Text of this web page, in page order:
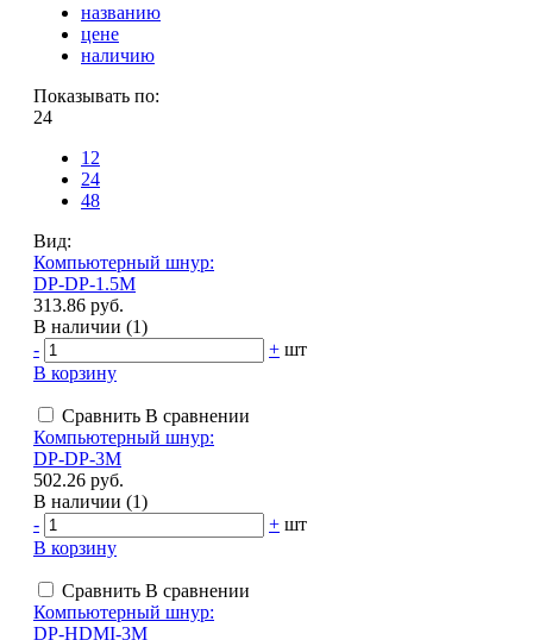
названию
цене
наличию
Показывать по:
24
12
24
48
Вид:
Компьютерный шнур:
DP-DP-1.5M
313.86 руб.
В наличии (1)
-
+ шт
В корзину
Сравнить В сравнении
Компьютерный шнур:
DP-DP-3M
502.26 руб.
В наличии (1)
-
+ шт
В корзину
Сравнить В сравнении
Компьютерный шнур:
DP-HDMI-3M